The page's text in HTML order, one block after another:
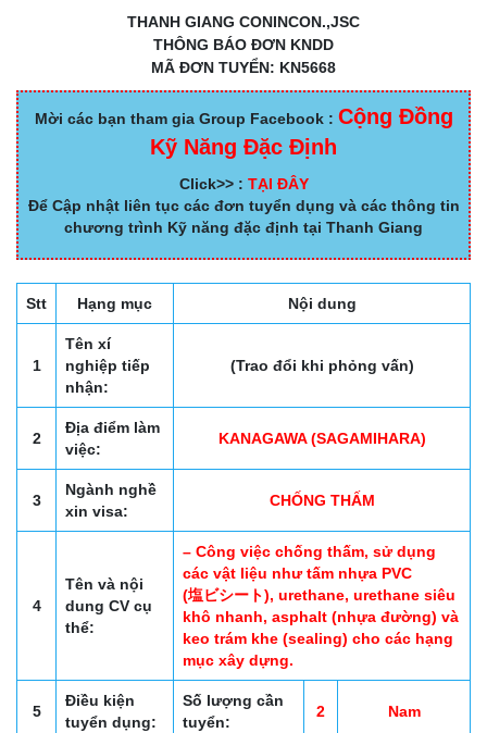
THANH GIANG CONINCON.,JSC
THÔNG BÁO ĐƠN KNDD
MÃ ĐƠN TUYỂN: KN5668
Mời các bạn tham gia Group Facebook : Cộng Đồng
Kỹ Năng Đặc Định
Click>> : TẠI ĐÂY
Để Cập nhật liên tục các đơn tuyển dụng và các thông tin
chương trình Kỹ năng đặc định tại Thanh Giang
Stt Hạng mục Nội dung
1
Tên xí
nghiệp tiếp
nhận:
(Trao đổi khi phỏng vấn)
2
Địa điểm làm
việc:
KANAGAWA (SAGAMIHARA)
3
Ngành nghề
xin visa:
CHỐNG THẤM
4
Tên và nội
dung CV cụ
thể:
– Công việc chống thấm, sử dụng
các vật liệu như tấm nhựa PVC
(塩ビシート), urethane, urethane siêu
khô nhanh, asphalt (nhựa đường) và
keo trám khe (sealing) cho các hạng
mục xây dựng.
5
Điều kiện
tuyển dụng:
Số lượng cần
tuyển:
2 Nam